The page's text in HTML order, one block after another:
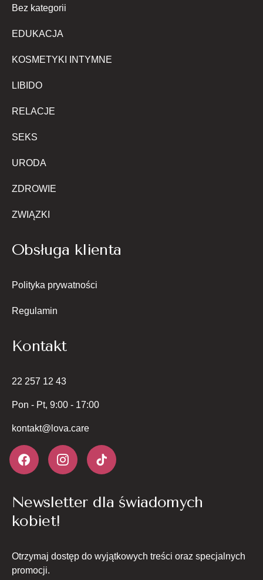
Bez kategorii
EDUKACJA
KOSMETYKI INTYMNE
LIBIDO
RELACJE
SEKS
URODA
ZDROWIE
ZWIĄZKI
Obsługa klienta
Polityka prywatności
Regulamin
Kontakt
22 257 12 43
Pon - Pt, 9:00 - 17:00
kontakt@lova.care
Newsletter dla świadomych
kobiet!
Otrzymaj dostęp do wyjątkowych treści oraz specjalnych
promocji.